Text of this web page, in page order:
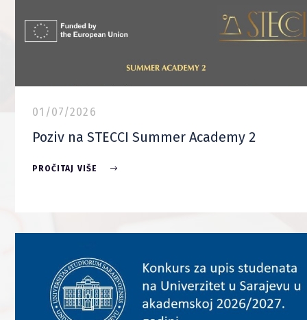
01/07/2026
Poziv na STECCI Summer Academy 2
PROČITAJ VIŠE